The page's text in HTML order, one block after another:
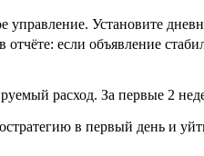
Установите
если объявление
расход. За первые 2
в первый день и